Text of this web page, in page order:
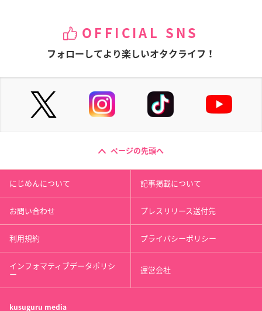
OFFICIAL SNS
フォローしてより楽しいオタクライフ！
ページの先頭へ
にじめんについて 記事掲載について
お問い合わせ プレスリリース送付先
利用規約 プライバシーポリシー
インフォマティブデータポリシ
ー 運営会社
kusuguru media